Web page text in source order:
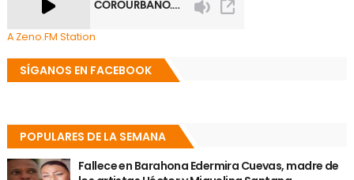
A Zeno.FM Station
SÍGANOS EN FACEBOOK
POPULARES DE LA SEMANA
Fallece en Barahona Edermira Cuevas, madre de